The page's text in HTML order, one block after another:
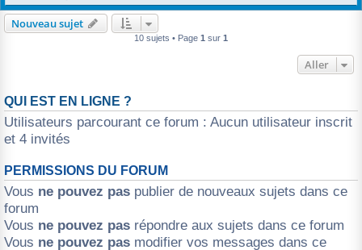
Nouveau sujet
10 sujets • Page 1 sur 1
Aller
QUI EST EN LIGNE ?
Utilisateurs parcourant ce forum : Aucun utilisateur inscrit
et 4 invités
PERMISSIONS DU FORUM
Vous ne pouvez pas publier de nouveaux sujets dans ce
forum
Vous ne pouvez pas répondre aux sujets dans ce forum
Vous ne pouvez pas modifier vos messages dans ce